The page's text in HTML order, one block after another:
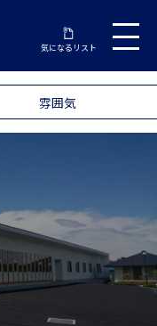
気になるリスト
雰囲気